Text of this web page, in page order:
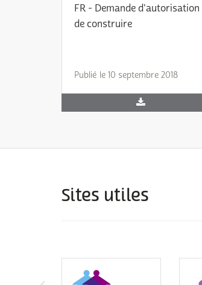
FR - Demande d'autorisation
de construire
Publié le 10 septembre 2018
Sites utiles